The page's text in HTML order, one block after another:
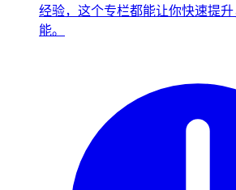
经验，这个专栏都能让你快速提
能。